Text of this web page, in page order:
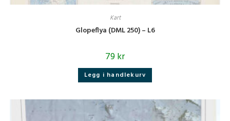
Kart
Glopeflya (DML 250) – L6
79kr
Legg i handlekurv